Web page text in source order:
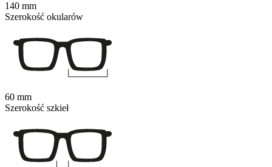
140 mm
Szerokość okularów
60 mm
Szerokość szkieł